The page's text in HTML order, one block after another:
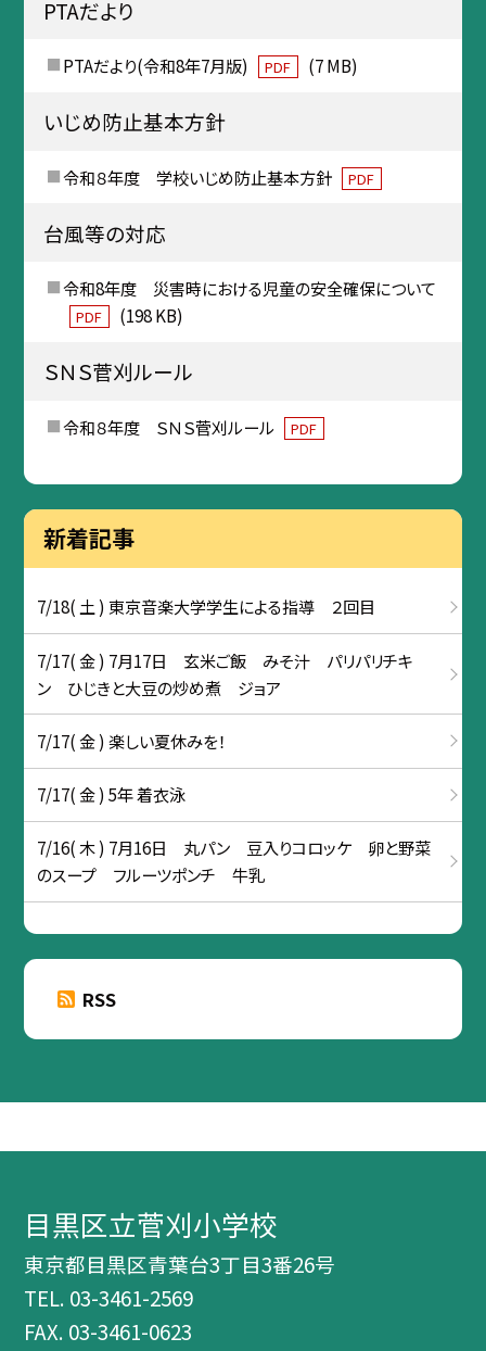
PTAだより
PTAだより(令和8年7月版) PDF (7 MB)
いじめ防止基本方針
令和８年度 学校いじめ防止基本方針 PDF
台風等の対応
令和8年度 災害時における児童の安全確保について
PDF (198 KB)
ＳＮＳ菅刈ルール
令和８年度 ＳＮＳ菅刈ルール PDF
新着記事
7/18( 土 ) 東京音楽大学学生による指導 ２回目
7/17( 金 ) 7月17日 玄米ご飯 みそ汁 パリパリチキ
ン ひじきと大豆の炒め煮 ジョア
7/17( 金 ) 楽しい夏休みを！
7/17( 金 ) 5年 着衣泳
7/16( 木 ) 7月16日 丸パン 豆入りコロッケ 卵と野菜
のスープ フルーツポンチ 牛乳
RSS
目黒区立菅刈小学校
東京都目黒区青葉台3丁目3番26号
TEL. 03-3461-2569
FAX. 03-3461-0623